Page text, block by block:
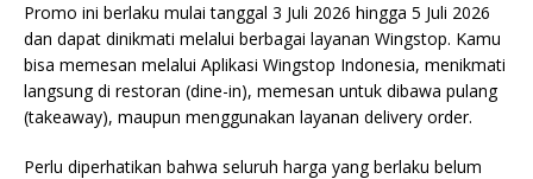
Promo ini berlaku mulai tanggal 3 Juli 2026 hingga 5 Juli 2026
dan dapat dinikmati melalui berbagai layanan Wingstop. Kamu
bisa memesan melalui Aplikasi Wingstop Indonesia, menikmati
langsung di restoran (dine-in), memesan untuk dibawa pulang
(takeaway), maupun menggunakan layanan delivery order.
Perlu diperhatikan bahwa seluruh harga yang berlaku belum